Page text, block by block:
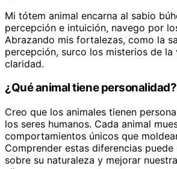
Mi tótem animal encarna al sabio
percepción e intuición, navego por
Abrazando mis fortalezas, como la
percepción, surco los misterios de
claridad.
¿Qué animal tiene personalidad?
Creo que los animales tienen
los seres humanos. Cada animal
comportamientos únicos que
Comprender estas diferencias
sobre su naturaleza y mejorar